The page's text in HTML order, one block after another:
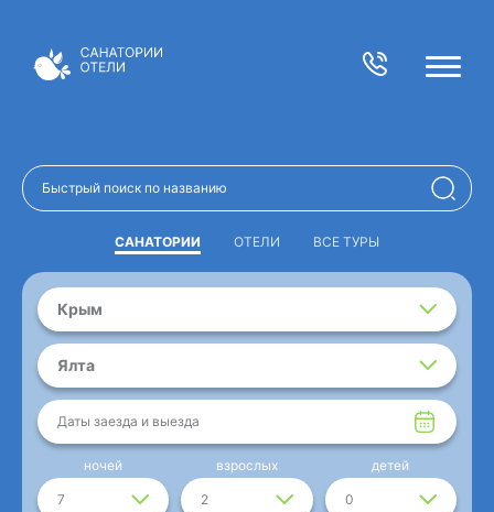
САНАТОРИИ ОТЕЛИ ВСЕ ТУРЫ
Крым
Ялта
Даты заезда и выезда
7
ночей
2
взрослых
0
детей